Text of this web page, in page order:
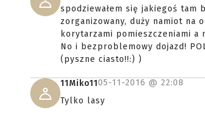
spodziewałem się jakiegoś
zorganizowany, duży namiot na
korytarzami pomieszczeniami
No i bezproblemowy dojazd!
(pyszne ciasto!!:) )
11Miko1105-11-2016 @ 22:08
Tylko lasy